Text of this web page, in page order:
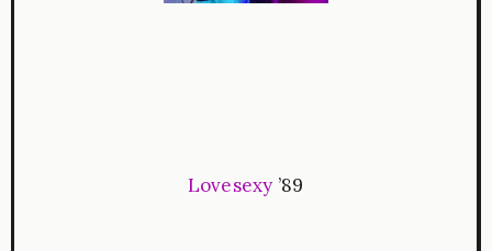
Lovesexy ’89